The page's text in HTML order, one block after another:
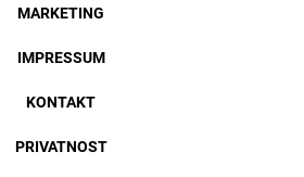
MARKETING
IMPRESSUM
KONTAKT
PRIVATNOST